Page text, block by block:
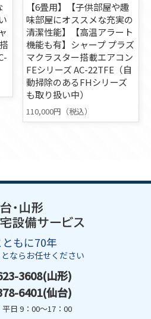
【6畳用】【子供部屋や趣
味部屋にオススメな充実の
清潔性能】【高温アラート
機能も有】シャープ プラズ
マクラスター搭載エアコン
FEシリーズ AC-22TFE（自
動掃除のあるFHシリーズ
も取り扱い中）
110,000円（税込）
もに70年
ならお任せください
3608(山形)
6401(仙台)
日 9：00～17：00